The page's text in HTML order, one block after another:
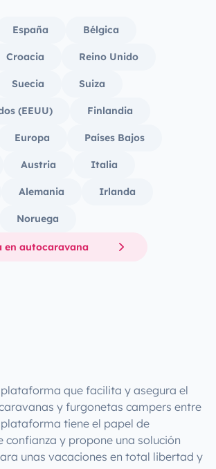
España Bélgica
Croacia Reino Unido
Suecia Suiza
(EEUU) Finlandia
Europa Países Bajos
Austria Italia
Alemania Irlanda
Noruega
en autocaravana
plataforma que facilita y asegura el
y furgonetas campers entre
tiene el papel de
confianza y propone una solución
unas vacaciones en total libertad y